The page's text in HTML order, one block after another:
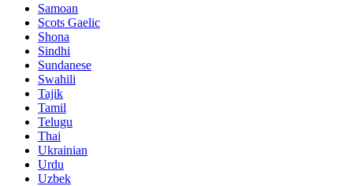
Samoan
Scots Gaelic
Shona
Sindhi
Sundanese
Swahili
Tajik
Tamil
Telugu
Thai
Ukrainian
Urdu
Uzbek